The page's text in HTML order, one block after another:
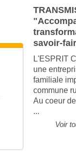
savoir-
L'ESPRIT
une
familiale
commune
Au coeur
...
Voir